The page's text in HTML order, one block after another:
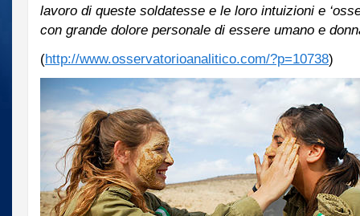
ottobre…
lavoro di queste soldatesse e le loro intuizioni e
con grande dolore personale di essere umano e
(http://www.osservatorioanalitico.com/?p=10738)